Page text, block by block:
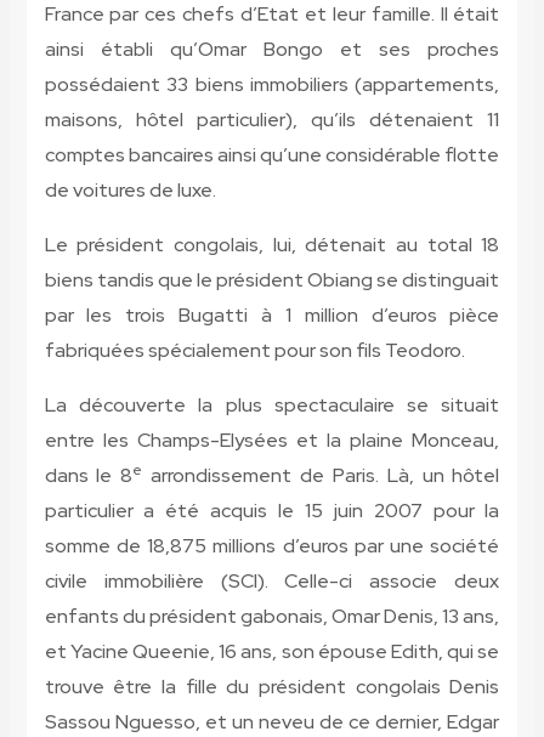
France par ces chefs d’Etat et leur famille. Il était
ainsi établi qu’Omar Bongo et ses proches
possédaient 33 biens immobiliers (appartements,
maisons, hôtel particulier), qu’ils détenaient 11
comptes bancaires ainsi qu’une considérable flotte
de voitures de luxe.
Le président congolais, lui, détenait au total 18
biens tandis que le président Obiang se distinguait
par les trois Bugatti à 1 million d’euros pièce
fabriquées spécialement pour son fils Teodoro.
La découverte la plus spectaculaire se situait
entre les Champs-Elysées et la plaine Monceau,
dans le 8e arrondissement de Paris. Là, un hôtel
particulier a été acquis le 15 juin 2007 pour la
somme de 18,875 millions d’euros par une société
civile immobilière (SCI). Celle-ci associe deux
enfants du président gabonais, Omar Denis, 13 ans,
et Yacine Queenie, 16 ans, son épouse Edith, qui se
trouve être la fille du président congolais Denis
Sassou Nguesso, et un neveu de ce dernier, Edgar